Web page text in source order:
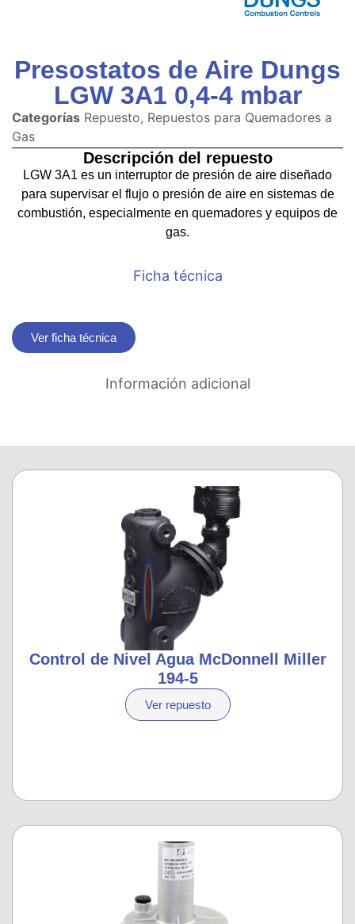
Presostatos de Aire Dungs
LGW 3A1 0,4-4 mbar
Categorías Repuesto, Repuestos para Quemadores a
Gas
Descripción del repuesto
LGW 3A1 es un interruptor de presión de aire diseñado
para supervisar el flujo o presión de aire en sistemas de
combustión, especialmente en quemadores y equipos de
gas.
Ficha técnica
Información adicional
Ver ficha técnica
Control de Nivel Agua McDonnell Miller
194-5
Ver repuesto